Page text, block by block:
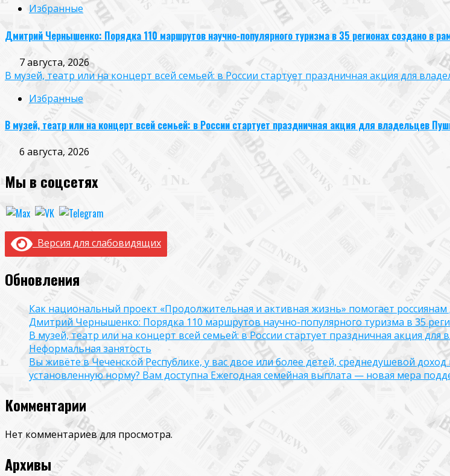
Избранные
Дмитрий Чернышенко: Порядка 110 маршрутов научно-популярного туризма в 35 регионах создано в
7 августа, 2026
В музей, театр или на концерт всей семьей: в России стартует праздничная акция для
Избранные
В музей, театр или на концерт всей семьей: в России стартует праздничная акция для владельцев
6 августа, 2026
Мы в соцсетях
Версия для слабовидящих
Обновления
Как национальный проект «Продолжительная и активная жизнь» помогает
Дмитрий Чернышенко: Порядка 110 маршрутов научно-популярного туризма в 35
В музей, театр или на концерт всей семьей: в России стартует праздничная акция
Неформальная занятость
Вы живёте в Чеченской Республике, у вас двое или более детей, среднедушевой
установленную норму? Вам доступна Ежегодная семейная выплата — новая мера
Комментарии
Нет комментариев для просмотра.
Архивы